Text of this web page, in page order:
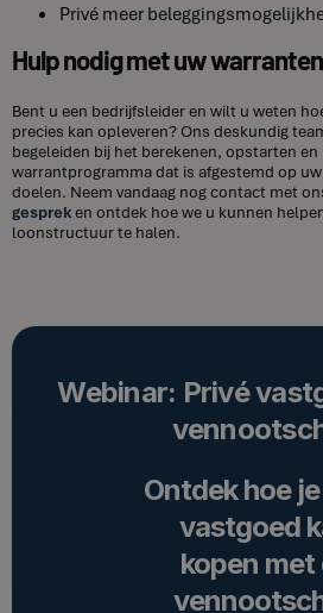
Privé meer
Hulp nodig met uw
Bent u een bedrijfsleider en wilt u weten
precies kan opleveren? Ons deskundig
begeleiden bij het berekenen, opstarten en
warrantprogramma dat is afgestemd op
doelen. Neem vandaag nog contact met
gespreken ontdek hoe we u kunnen
loonstructuur te halen.
Webinar: Privé
Ontdek hoe
vastgoed
kopen met